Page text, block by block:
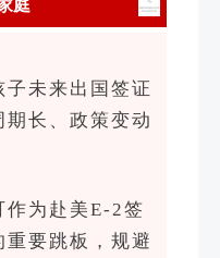
庭
未来出国签证
长、政策变动
作为赴美E-2签
要跳板，规避